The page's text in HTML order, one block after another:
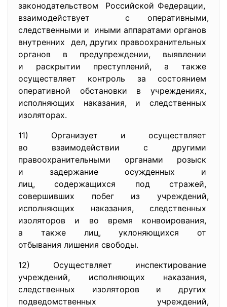
законодательством Российской Федерации,
взаимодействует с оперативными,
следственными и иными аппаратами органов
внутренних дел, других правоохранительных
органов в предупреждении, выявлении
и раскрытии преступлений, а также
осуществляет контроль за состоянием
оперативной обстановки в учреждениях,
исполняющих наказания, и следственных
изоляторах.
11) Организует и осуществляет
во взаимодействии с другими
правоохранительными органами розыск
и задержание осужденных и
лиц, содержащихся под стражей,
совершивших побег из учреждений,
исполняющих наказания, следственных
изоляторов и во время конвоирования,
а также лиц, уклоняющихся от
отбывания лишения свободы.
12) Осуществляет инспектирование
учреждений, исполняющих наказания,
следственных изоляторов и других
подведомственных учреждений,